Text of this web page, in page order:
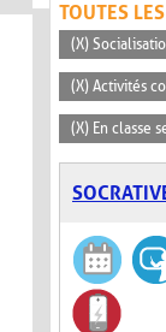
TOUTES
(X)
(X) Activités
(X) En classe